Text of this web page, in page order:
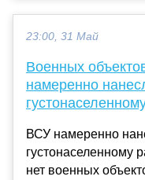
23:00, 31 Май
Военных
намеренно
ВСУ намеренно
густонаселенному
нет военных